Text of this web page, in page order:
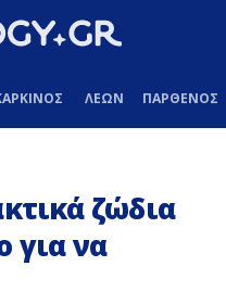
ΛΕΩΝ ΠΑΡΘΕΝΟΣ
ζώδια
για να